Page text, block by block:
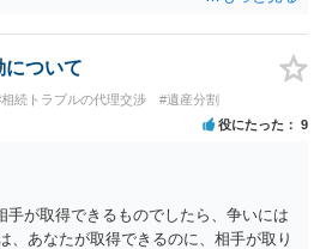
すが、 ・御祖母様の認知能力に関する
出されればその効力が否定される可能性
が分割協議に加わっていること ・御祖母
行う実益が誰にあったかの立証が困難
に遺産分割協議の効力が否定される可能
ハードルは非常に高い）ということが
について
続トラブルの代理交渉 #遺産分割
役にたった 9
手が取得できるものでしたら、争いには
、あなたが取得できるのに、相手が取り